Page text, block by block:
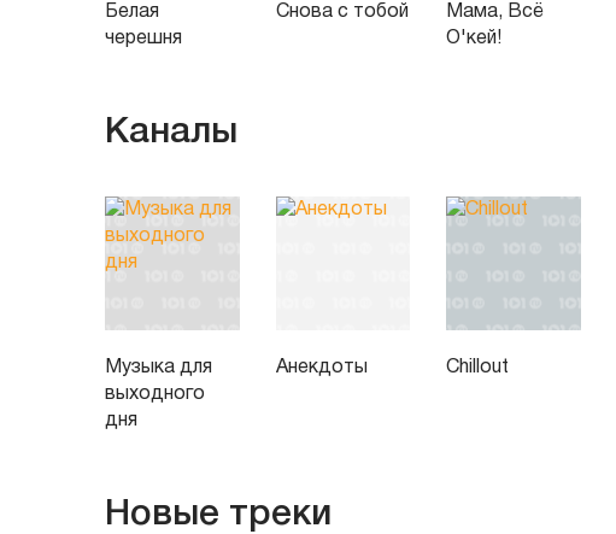
Белая
черешня
Снова с тобой
Мама, Всё
О'кей!
Каналы
Музыка для
выходного
дня
Анекдоты Chillout
Новые треки